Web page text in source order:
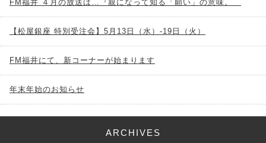
FM福井 ４月の放送は…『親になって知る「願い」の意味。
【松屋銀座 特別受注会】5月13日（水）-19日（火）
FM福井にて、新コーナーが始まります
年末年始のお知らせ
ARCHIVES